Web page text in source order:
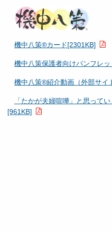
機中八策®カード[2301KB]
機中八策保護者向けパンフレ
機中八策®紹介動画（外部サイ
「たかが夫婦喧嘩」と思って
[961KB]